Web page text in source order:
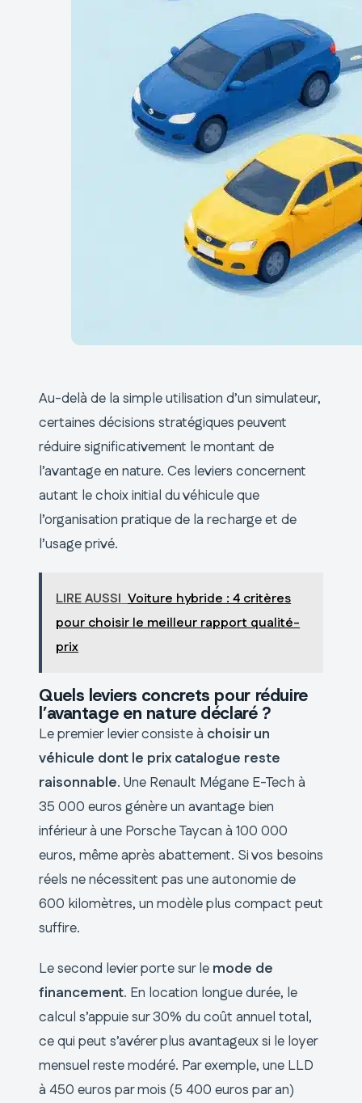
Au-delà de la simple utilisation d’un simulateur,
certaines décisions stratégiques peuvent
réduire significativement le montant de
l’avantage en nature. Ces leviers concernent
autant le choix initial du véhicule que
l’organisation pratique de la recharge et de
l’usage privé.
LIRE AUSSI Voiture hybride : 4 critères
pour choisir le meilleur rapport qualité-
prix
Quels leviers concrets pour réduire
l’avantage en nature déclaré ?
Le premier levier consiste à choisir un
véhicule dont le prix catalogue reste
raisonnable. Une Renault Mégane E-Tech à
35 000 euros génère un avantage bien
inférieur à une Porsche Taycan à 100 000
euros, même après abattement. Si vos besoins
réels ne nécessitent pas une autonomie de
600 kilomètres, un modèle plus compact peut
suffire.
Le second levier porte sur le mode de
financement. En location longue durée, le
calcul s’appuie sur 30% du coût annuel total,
ce qui peut s’avérer plus avantageux si le loyer
mensuel reste modéré. Par exemple, une LLD
à 450 euros par mois (5 400 euros par an)